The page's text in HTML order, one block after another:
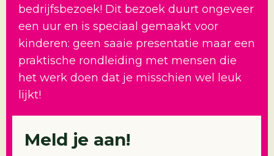
bedrijfsbezoek! Dit bezoek duurt ongeveer
een uur en is speciaal gemaakt voor
kinderen: geen saaie presentatie maar een
praktische rondleiding met mensen die
het werk doen dat je misschien wel leuk
lijkt!
Meld je aan!